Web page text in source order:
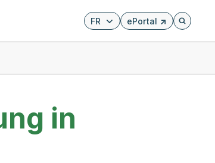
FR ePortal
Externer Link, wird in
Öffnet
in